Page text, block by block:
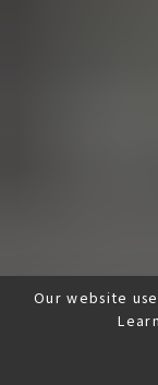
Our website